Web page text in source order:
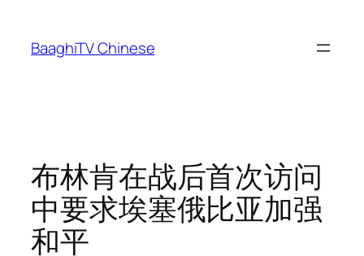
content
BaaghiTV Chinese
布林肯在战后首次访问
中要求埃塞俄比亚加强
和平